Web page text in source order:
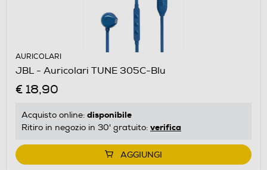
AURICOLARI
JBL - Auricolari TUNE 305C-Blu
€ 18,90
Acquisto online: disponibile
Ritiro in negozio in 30' gratuito: verifica
AGGIUNGI